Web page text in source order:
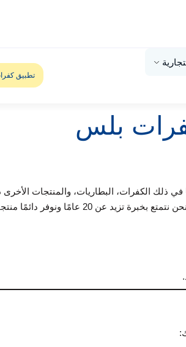
تطبيق
بلس
ذلك الكفرات، البطاريات، والمنتجات
الدورية، الفحص، المساعدة على